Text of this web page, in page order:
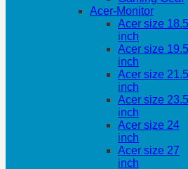
Acer-Monitor
Acer size 18.5
inch
Acer size 19.5
inch
Acer size 21.5
inch
Acer size 23.5
inch
Acer size 24
inch
Acer size 27
inch